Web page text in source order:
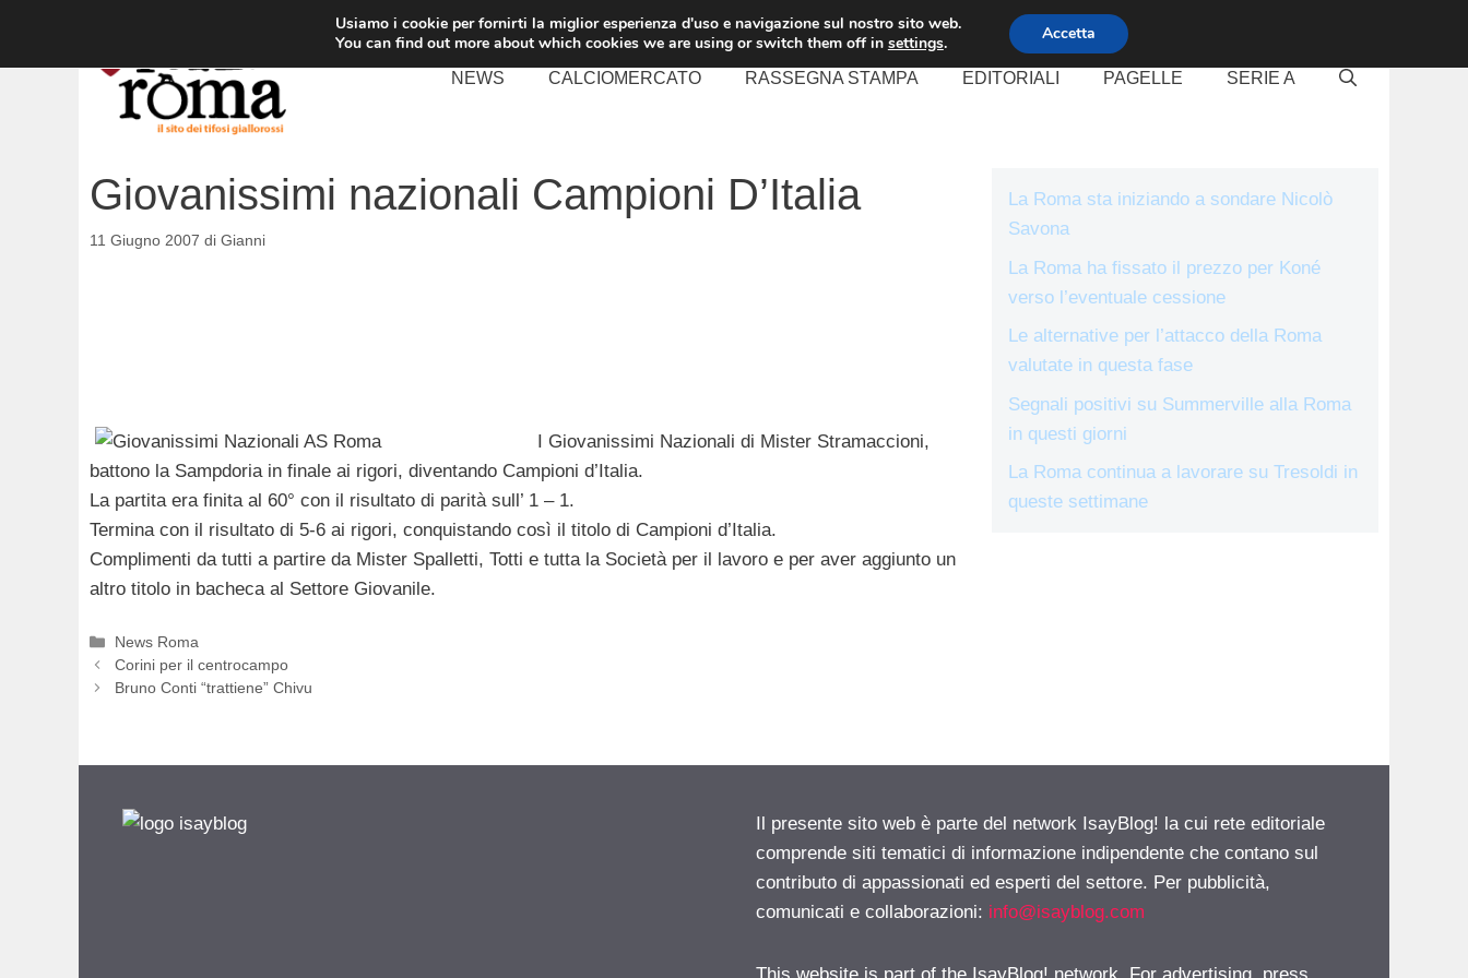
contenuto
NEWS CALCIOMERCATO RASSEGNA STAMPA EDITORIALI PAGELLE SERIE A
Giovanissimi nazionali Campioni D’Italia
11 Giugno 2007 di Gianni
I Giovanissimi Nazionali di Mister Stramaccioni,
battono la Sampdoria in finale ai rigori, diventando Campioni d’Italia.
La partita era finita al 60° con il risultato di parità sull’ 1 – 1.
Termina con il risultato di 5-6 ai rigori, conquistando così il titolo di Campioni d’Italia.
Complimenti da tutti a partire da Mister Spalletti, Totti e tutta la Società per il lavoro e per aver aggiunto un
altro titolo in bacheca al Settore Giovanile.
Categorie
News Roma
Corini per il centrocampo
Bruno Conti “trattiene” Chivu
La Roma sta iniziando a sondare Nicolò
Savona
La Roma ha fissato il prezzo per Koné
verso l’eventuale cessione
Le alternative per l’attacco della Roma
valutate in questa fase
Segnali positivi su Summerville alla Roma
in questi giorni
La Roma continua a lavorare su Tresoldi in
queste settimane
Il presente sito web è parte del network IsayBlog! la cui rete editoriale
comprende siti tematici di informazione indipendente che contano sul
contributo di appassionati ed esperti del settore. Per pubblicità,
comunicati e collaborazioni: info@isayblog.com
Usiamo i cookie per fornirti la miglior esperienza d'uso e navigazione sul nostro sito web.
You can find out more about which cookies we are using or switch them off in settings. Accetta